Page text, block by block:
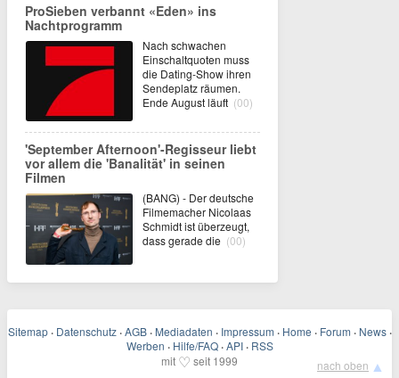
ProSieben verbannt «Eden» ins
Nachtprogramm
Nach schwachen
Einschaltquoten muss
die Dating-Show ihren
Sendeplatz räumen.
Ende August läuft (00)
'September Afternoon'-Regisseur liebt
vor allem die 'Banalität' in seinen
Filmen
(BANG) - Der deutsche
Filmemacher Nicolaas
Schmidt ist überzeugt,
dass gerade die (00)
Sitemap · Datenschutz · AGB · Mediadaten · Impressum · Home · Forum · News ·
Werben · Hilfe/FAQ · API · RSS
mit ♡ seit 1999 nach oben ▲